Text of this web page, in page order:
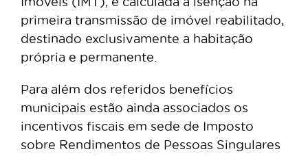
primeira transmissão de imóvel reabilitado,
destinado exclusivamente a habitação
própria e permanente.
Para além dos referidos benefícios
municipais estão ainda associados os
incentivos fiscais em sede de Imposto
sobre Rendimentos de Pessoas Singulares